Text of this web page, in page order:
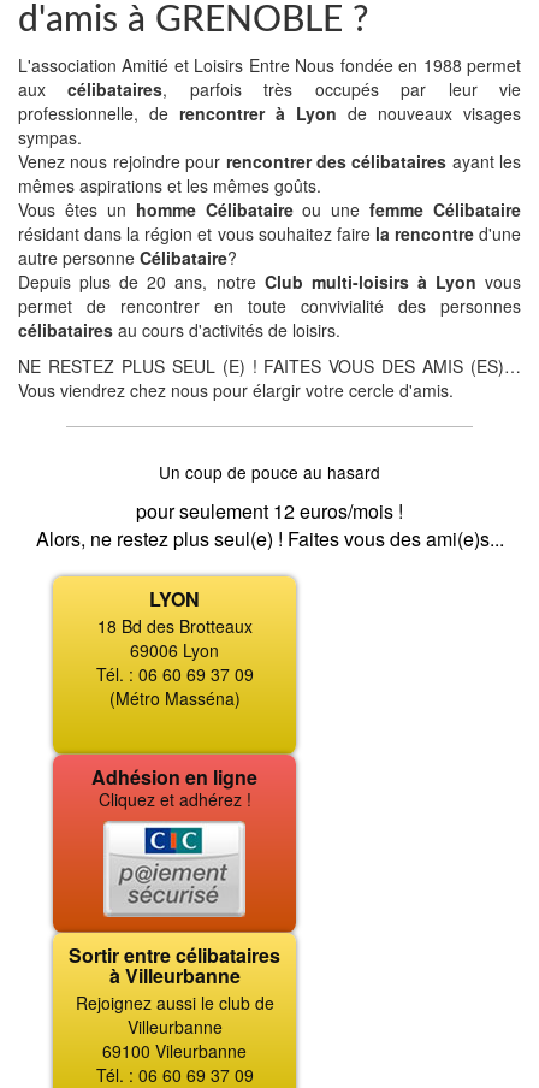
d'amis à GRENOBLE ?
L'association Amitié et Loisirs Entre Nous fondée en 1988 permet
auxcélibataires, parfois très occupés par leur vie
professionnelle, de rencontrer à Lyon de nouveaux visages
sympas.
Venez nous rejoindre pour rencontrer des célibataires ayant les
mêmes aspirations et les mêmes goûts.
Vous êtes un homme Célibataireou unefemme Célibataire
résidant dans la région et vous souhaitez faire la rencontred'une
autre personne Célibataire?
Depuis plus de 20 ans, notre Club multi-loisirs à Lyon vous
permet de rencontrer en toute convivialité des personnes
célibataires au cours d'activités de loisirs.
NE RESTEZ PLUS SEUL (E) ! FAITES VOUS DES AMIS (ES)…
Vous viendrez chez nous pour élargir votre cercle d'amis.
Un coup de pouce au hasard
pour seulement 12 euros/mois !
Alors, ne restez plus seul(e) ! Faites vous des ami(e)s...
LYON
18 Bd des Brotteaux
69006 Lyon
Tél. : 06 60 69 37 09
(Métro Masséna)
Adhésion en ligne
Cliquez et adhérez !
Sortir entre célibataires
à Villeurbanne
Rejoignez aussi le club de
Villeurbanne
69100 Vileurbanne
Tél. : 06 60 69 37 09